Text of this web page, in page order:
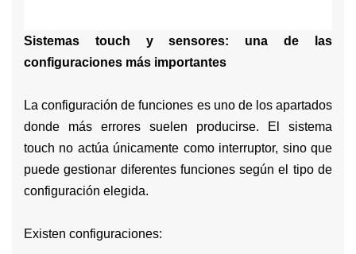
Sistemas touch y sensores: una de las
configuraciones más importantes
La configuración de funciones es uno de los apartados
donde más errores suelen producirse. El sistema
touch no actúa únicamente como interruptor, sino que
puede gestionar diferentes funciones según el tipo de
configuración elegida.
Existen configuraciones: